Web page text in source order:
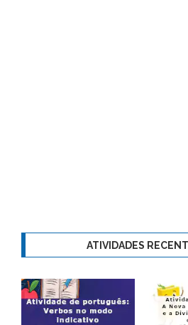
ATIVIDADES